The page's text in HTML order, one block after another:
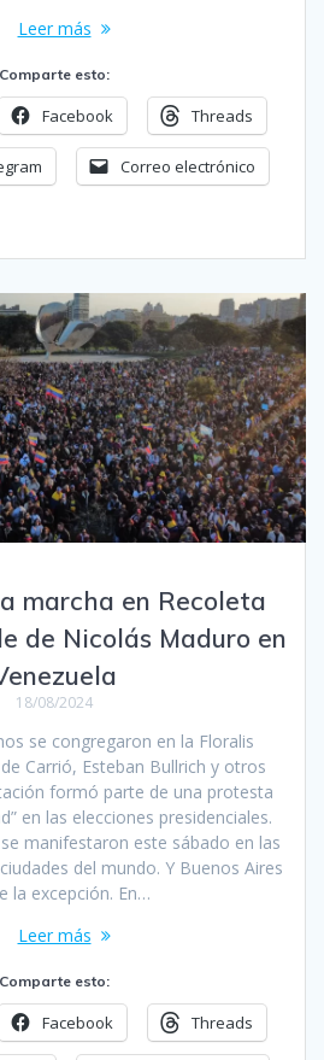
Leer más
Comparte esto:
Facebook Threads
Correo electrónico
marcha en Recoleta
de Nicolás Maduro en
18/08/2024
se congregaron en la Floralis
Carrió, Esteban Bullrich y otros
formó parte de una protesta
en las elecciones presidenciales.
manifestaron este sábado en las
del mundo. Y Buenos Aires
la excepción. En…
Leer más
Comparte esto:
Facebook Threads